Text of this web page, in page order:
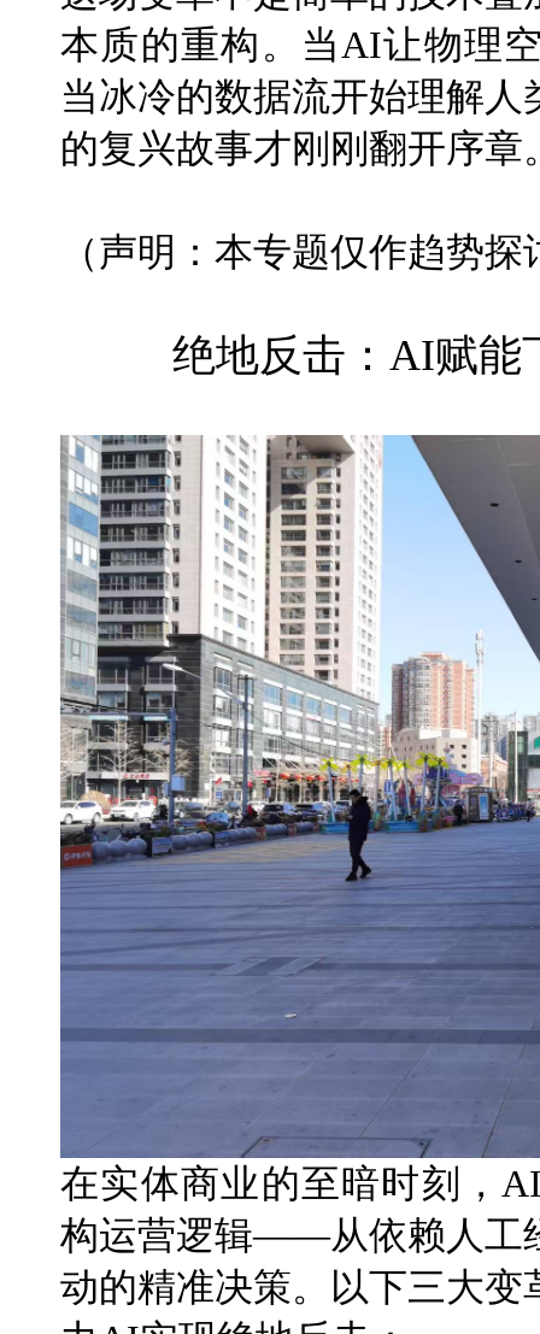
本质的重构。当AI让物理
当冰冷的数据流开始理解
的复兴故事才刚刚翻开序章
（声明：本专题仅作趋势
绝地反击：AI赋能
在实体商业的至暗时刻，
构运营逻辑——从依赖人工
动的精准决策。以下三大